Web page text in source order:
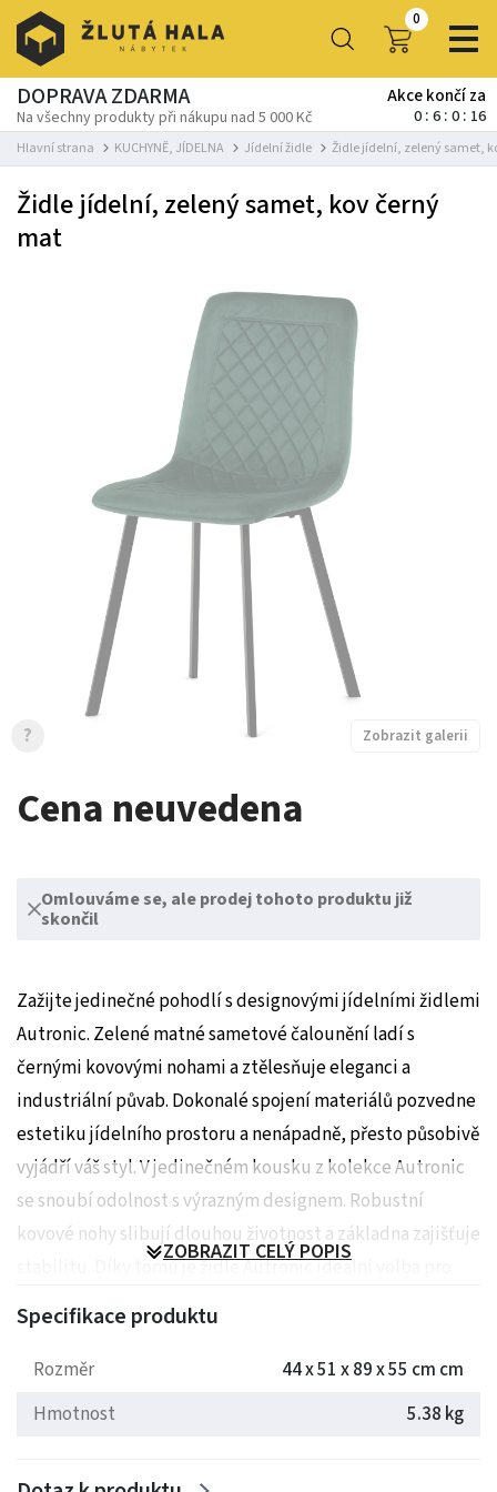
0
DOPRAVA ZDARMA
Na všechny produkty při nákupu nad 5 000 Kč
Akce končí za
0 6 0 16
Hlavní strana KUCHYNĚ, JÍDELNA Jídelní židle Židle jídelní, zelený samet,
Cena neuvedena
Omlouváme se, ale prodej tohoto produktu již
skončil
Židle jídelní, zelený samet, kov černý
mat
Zobrazit galerii
?
Zažijte jedinečné pohodlí s designovými jídelními židlemi
Autronic. Zelené matné sametové čalounění ladí s
černými kovovými nohami a ztělesňuje eleganci a
industriální půvab. Dokonalé spojení materiálů pozvedne
estetiku jídelního prostoru a nenápadně, přesto působivě
vyjádří váš styl. V jedinečném kousku z kolekce Autronic
se snoubí odolnost s výrazným designem. Robustní
kovové nohy slibují dlouhou životnost a základna zajišťuje
stabilitu. Díky tomu je židle Autronic ideální volba pro
domácnost i firemní prostředí. Díky zelené čalounění se
univerzálně hodí pro interiéry zařízené v různých stylech.
Společnost Autronic kombinuje pohodlí a dokonalý
design. Zelená jídelní židle není výjimkou. Díky dobře
ZOBRAZIT CELÝ POPIS
Specifikace produktu
Rozměr
44 x 51 x 89 x 55 cm cm
Hmotnost
5.38 kg